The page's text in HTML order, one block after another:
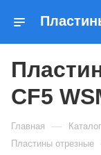
CF5
Главная — Каталог
Пластины отрезные